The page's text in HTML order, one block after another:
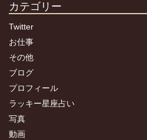
カテゴリー
Twitter
お仕事
その他
ブログ
プロフィール
ラッキー星座占い
写真
動画